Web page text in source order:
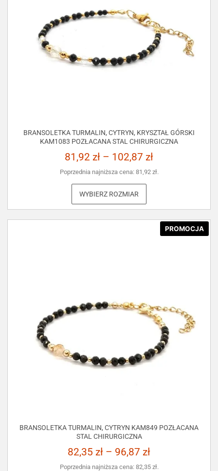
BRANSOLETKA TURMALIN, CYTRYN, KRYSZTAŁ GÓRSKI
KAM1083 POZŁACANA STAL CHIRURGICZNA
81,92 zł – 102,87 zł
Poprzednia najniższa cena: 81,92 zł.
WYBIERZ ROZMIAR
PROMOCJA
BRANSOLETKA TURMALIN, CYTRYN KAM849 POZŁACANA
STAL CHIRURGICZNA
82,35 zł – 96,87 zł
Poprzednia najniższa cena: 82,35 zł.